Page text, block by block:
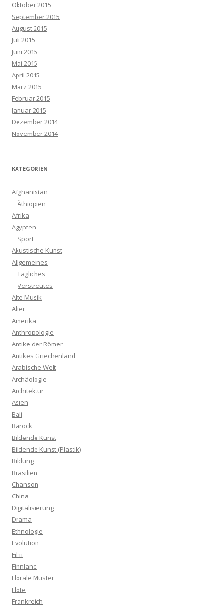
Oktober 2015
September 2015
August 2015
Juli 2015
Juni 2015
Mai 2015
April 2015
März 2015
Februar 2015
Januar 2015
Dezember 2014
November 2014
KATEGORIEN
Afghanistan
Äthiopien
Afrika
Ägypten
Sport
Akustische Kunst
Allgemeines
Tägliches
Verstreutes
Alte Musik
Alter
Amerika
Anthropologie
Antike der Römer
Antikes Griechenland
Arabische Welt
Archäologie
Architektur
Asien
Bali
Barock
Bildende Kunst
Bildende Kunst (Plastik)
Bildung
Brasilien
Chanson
China
Digitalisierung
Drama
Ethnologie
Evolution
Film
Finnland
Florale Muster
Flöte
Frankreich